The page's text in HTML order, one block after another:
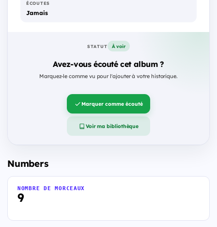
ÉCOUTES
Jamais
STATUT À voir
Avez-vous écouté cet album ?
Marquez-le comme vu pour l'ajouter à votre historique.
Marquer comme écouté
Voir ma bibliothèque
Numbers
9
NOMBRE DE MORCEAUX